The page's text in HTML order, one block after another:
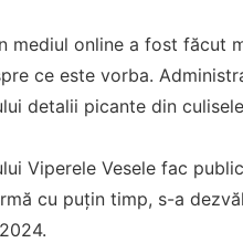
mediul online a fost făcut
ce este vorba.
detalii picante din
Viperele Vesele fac
cu puțin timp, s-a